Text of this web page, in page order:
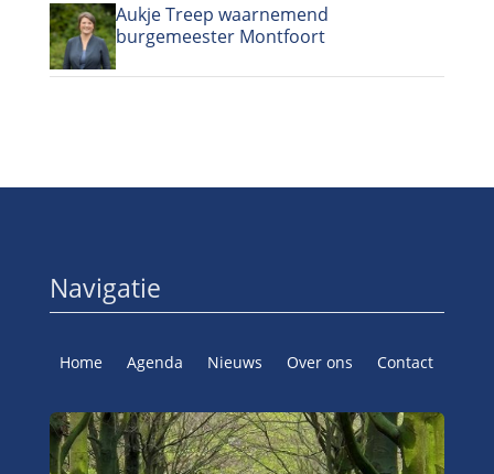
Aukje Treep waarnemend
burgemeester Montfoort
Navigatie
Home Agenda Nieuws Over ons Contact